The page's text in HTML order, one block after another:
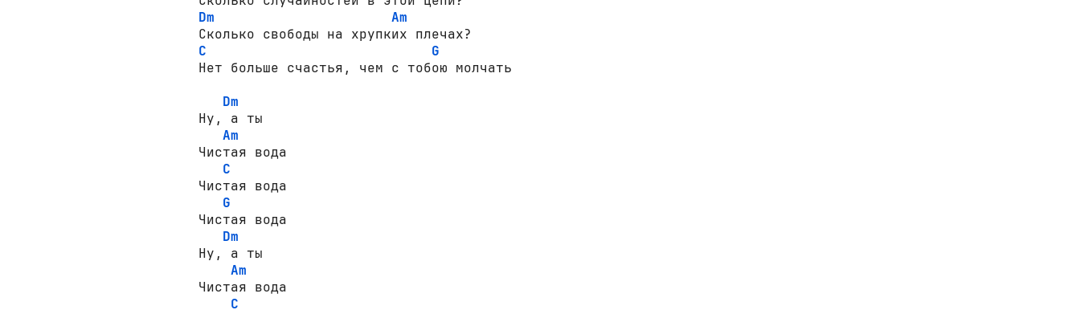
Dm
Am
C
G
Нет больше счастья, чем с тобою молчать
Dm
Ну, а ты
Am
Чистая вода
C
Чистая вода
G
Чистая вода
Dm
Ну, а ты
Am
Чистая вода
C